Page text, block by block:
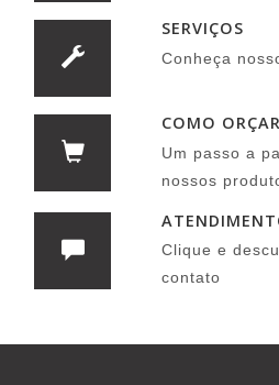
SERVIÇOS
Conheça
COMO ORÇAR
Um passo a
nossos
Clique e
contato